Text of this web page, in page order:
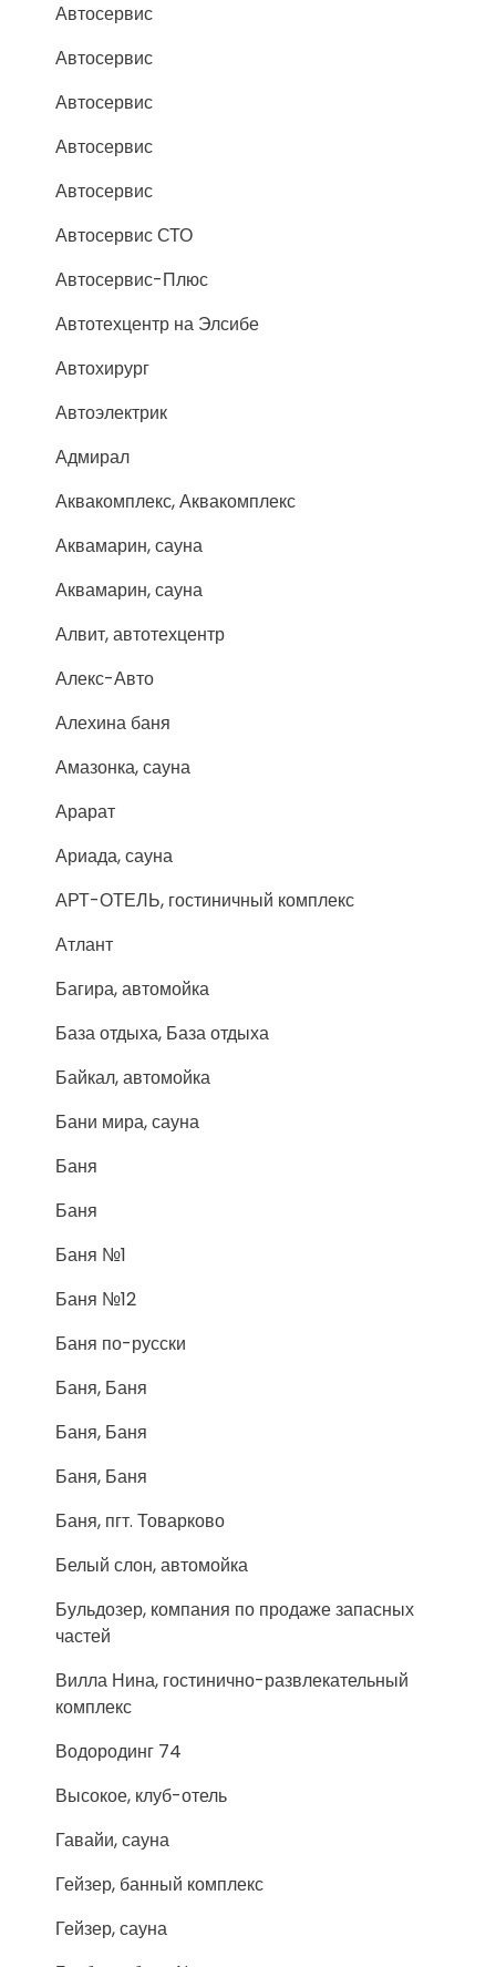
Автосервис
Автосервис
Автосервис
Автосервис
Автосервис
Автосервис СТО
Автосервис-Плюс
Автотехцентр на Элсибе
Автохирург
Автоэлектрик
Адмирал
Аквакомплекс, Аквакомплекс
Аквамарин, сауна
Аквамарин, сауна
Алвит, автотехцентр
Алекс-Авто
Алехина баня
Амазонка, сауна
Арарат
Ариада, сауна
АРТ-ОТЕЛЬ, гостиничный комплекс
Атлант
Багира, автомойка
База отдыха, База отдыха
Байкал, автомойка
Бани мира, сауна
Баня
Баня
Баня №1
Баня №12
Баня по-русски
Баня, Баня
Баня, Баня
Баня, Баня
Баня, пгт. Товарково
Белый слон, автомойка
Бульдозер, компания по продаже запасных
частей
Вилла Нина, гостинично-развлекательный
комплекс
Водородинг 74
Высокое, клуб-отель
Гавайи, сауна
Гейзер, банный комплекс
Гейзер, сауна